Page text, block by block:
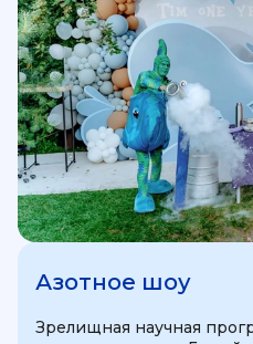
Азотное шоу
Зрелищная научная